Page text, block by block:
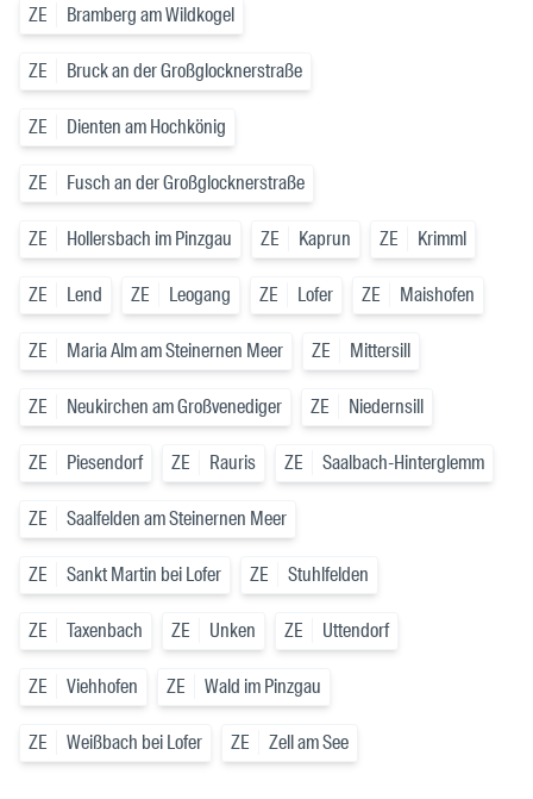
ZE Bramberg am Wildkogel
ZE Bruck an der Großglocknerstraße
ZE Dienten am Hochkönig
ZE Fusch an der Großglocknerstraße
ZE Hollersbach im Pinzgau ZE Kaprun ZE Krimml
ZE Lend ZE Leogang ZE Lofer ZE Maishofen
ZE Maria Alm am Steinernen Meer ZE Mittersill
ZE Neukirchen am Großvenediger ZE Niedernsill
ZE Piesendorf ZE Rauris ZE Saalbach-Hinterglemm
ZE Saalfelden am Steinernen Meer
ZE Sankt Martin bei Lofer ZE Stuhlfelden
ZE Taxenbach ZE Unken ZE Uttendorf
ZE Viehhofen ZE Wald im Pinzgau
ZE Weißbach bei Lofer ZE Zell am See